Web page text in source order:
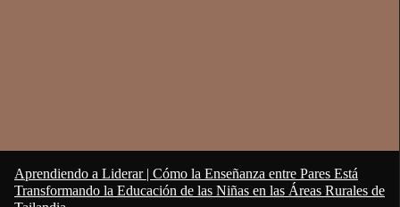
Aprendiendo a Liderar | Cómo la Enseñanza entre Pares Está
Transformando la Educación de las Niñas en las Áreas Rurales de